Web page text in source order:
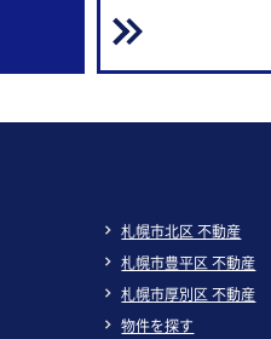
札幌市北区 不動産
札幌市豊平区 不動産
札幌市厚別区 不動産
物件を探す